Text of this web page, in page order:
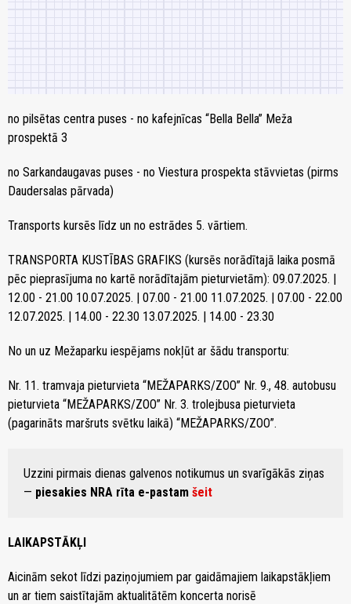
no pilsētas centra puses - no kafejnīcas “Bella Bella” Meža
prospektā 3
no Sarkandaugavas puses - no Viestura prospekta stāvvietas (pirms
Daudersalas pārvada)
Transports kursēs līdz un no estrādes 5. vārtiem.
TRANSPORTA KUSTĪBAS GRAFIKS (kursēs norādītajā laika posmā
pēc pieprasījuma no kartē norādītajām pieturvietām): 09.07.2025. |
12.00 - 21.00 10.07.2025. | 07.00 - 21.00 11.07.2025. | 07.00 - 22.00
12.07.2025. | 14.00 - 22.30 13.07.2025. | 14.00 - 23.30
No un uz Mežaparku iespējams nokļūt ar šādu transportu:
Nr. 11. tramvaja pieturvieta “MEŽAPARKS/ZOO” Nr. 9., 48. autobusu
pieturvieta “MEŽAPARKS/ZOO” Nr. 3. trolejbusa pieturvieta
(pagarināts maršruts svētku laikā) “MEŽAPARKS/ZOO”.
Uzzini pirmais dienas galvenos notikumus un svarīgākās ziņas
— piesakies NRA rīta e-pastam šeit
LAIKAPSTĀKĻI
Aicinām sekot līdzi paziņojumiem par gaidāmajiem laikapstākļiem
un ar tiem saistītajām aktualitātēm koncerta norisē